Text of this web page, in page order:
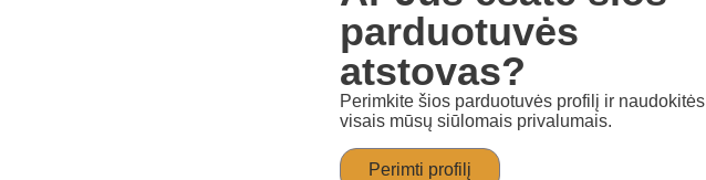
parduotuvės
atstovas?
Perimkite šios parduotuvės profilį ir naudokitės
visais mūsų siūlomais privalumais.
Perimti profilį